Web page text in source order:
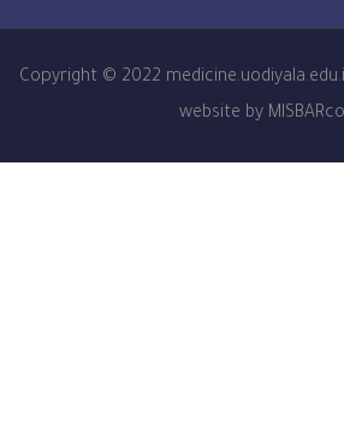
Copyright © 2022